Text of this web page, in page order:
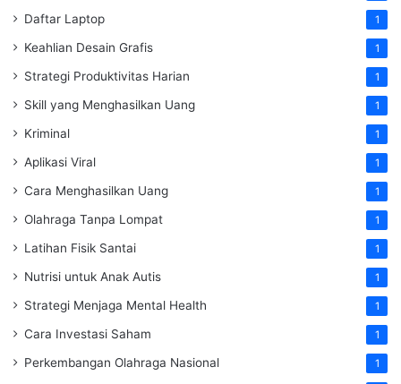
Daftar Laptop 1
Keahlian Desain Grafis 1
Strategi Produktivitas Harian 1
Skill yang Menghasilkan Uang 1
Kriminal 1
Aplikasi Viral 1
Cara Menghasilkan Uang 1
Olahraga Tanpa Lompat 1
Latihan Fisik Santai 1
Nutrisi untuk Anak Autis 1
Strategi Menjaga Mental Health 1
Cara Investasi Saham 1
Perkembangan Olahraga Nasional 1